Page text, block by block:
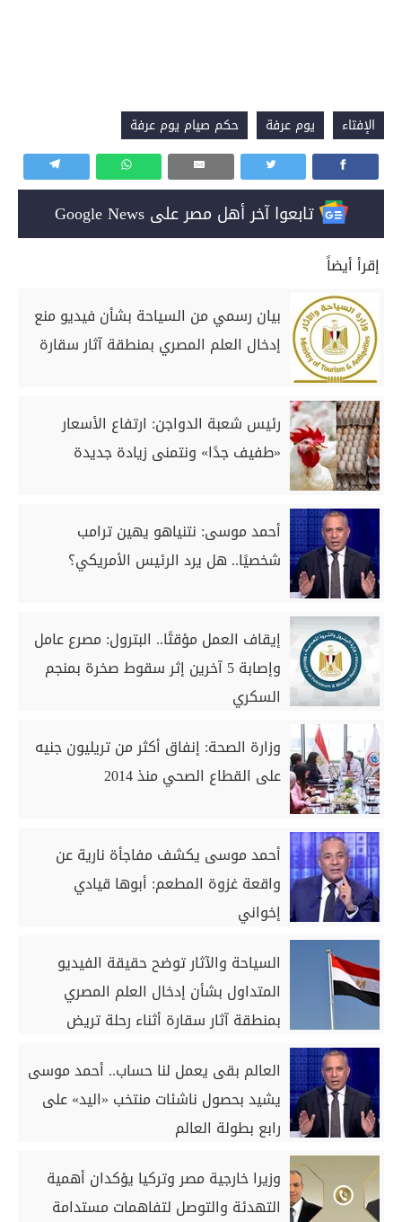
الإفتاء يوم عرفة حكم صيام يوم عرفة
تابعوا آخر أهل مصر على Google News
إقرأ أيضاً
بيان رسمي من السياحة بشأن فيديو منع
إدخال العلم المصري بمنطقة آثار سقارة
رئيس شعبة الدواجن: ارتفاع الأسعار
«طفيف جدًا» ونتمنى زيادة جديدة
أحمد موسى: نتنياهو يهين ترامب
شخصيًا.. هل يرد الرئيس الأمريكي؟
إيقاف العمل مؤقتًا.. البترول: مصرع عامل
وإصابة 5 آخرين إثر سقوط صخرة بمنجم
السكري
وزارة الصحة: إنفاق أكثر من تريليون جنيه
على القطاع الصحي منذ 2014
أحمد موسى يكشف مفاجأة نارية عن
واقعة غزوة المطعم: أبوها قيادي
إخواني
السياحة والآثار توضح حقيقة الفيديو
المتداول بشأن إدخال العلم المصري
بمنطقة آثار سقارة أثناء رحلة تريض
العالم بقى يعمل لنا حساب.. أحمد موسى
يشيد بحصول ناشئات منتخب «اليد» على
رابع بطولة العالم
وزيرا خارجية مصر وتركيا يؤكدان أهمية
التهدئة والتوصل لتفاهمات مستدامة